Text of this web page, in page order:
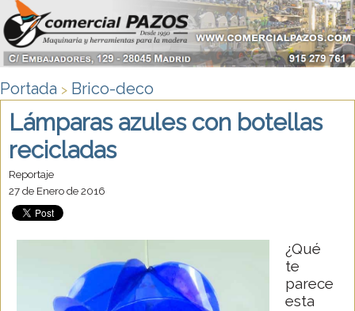
Portada > Brico-deco
Lámparas azules con botellas
recicladas
Reportaje
27 de Enero de 2016
¿Qué
te
parece
esta